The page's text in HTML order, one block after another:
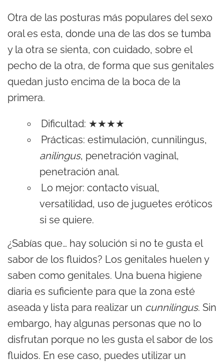
Otra de las posturas más populares del sexo
oral es esta, donde una de las dos se tumba
y la otra se sienta, con cuidado, sobre el
pecho de la otra, de forma que sus genitales
quedan justo encima de la boca de la
primera.
Dificultad: ★★★★
Prácticas: estimulación, cunnilingus,
anilingus, penetración vaginal,
penetración anal.
Lo mejor: contacto visual,
versatilidad, uso de juguetes eróticos
si se quiere.
¿Sabías que… hay solución si no te gusta el
sabor de los fluidos? Los genitales huelen y
saben como geni­tales. Una buena higiene
diaria es suficiente para que la zona esté
aseada y lista para realizar un cunnilingus. Sin
embargo, hay algunas personas que no lo
disfrutan porque no les gusta el sabor de los
fluidos. En ese caso, puedes utilizar un